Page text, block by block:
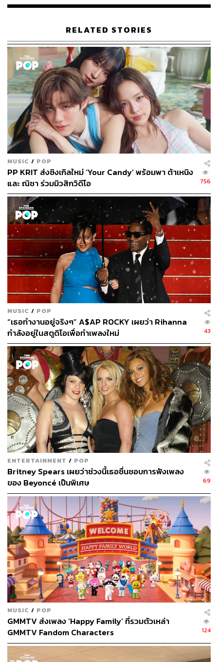
บรรณาธิการแฟชั่นและคัลเจอร์ต่างประเทศ
ประจำสำนักข่าว THE STANDARD
RELATED STORIES
MUSIC / POP
PP KRIT ส่งซิงเกิลใหม่ ‘Your Candy’ พร้อมพา ต้าเหนิง
และ ณิชา ร่วมมิวสิกวิดีโอ
756
MUSIC / POP
“เธอทำงานอยู่จริงๆ” A$AP ROCKY เผยว่า Rihanna
กำลังอยู่ในสตูดิโอเพื่อทำเพลงใหม่
43
ENTERTAINMENT / POP
Britney Spears เผยว่าช่วงนี้เธอชื่นชอบการฟังเพลง
ของ Beyoncé เป็นพิเศษ
69
MUSIC / POP
GMMTV ส่งเพลง ‘Happy Family’ ที่รวมตัวเหล่า
GMMTV Fandom Characters
124